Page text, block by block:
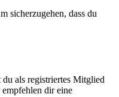
sicherzugehen, dass du
als registriertes Mitglied
dir eine